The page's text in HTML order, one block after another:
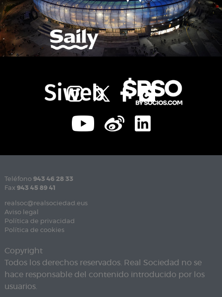
Teléfono 943 46 28 33
Fax 943 45 89 41
realsoc@realsociedad.eus
Aviso legal
Política de privacidad
Política de cookies
Copyright
Todos los derechos reservados. Real Sociedad no se
hace responsable del contenido introducido por los
usuarios.